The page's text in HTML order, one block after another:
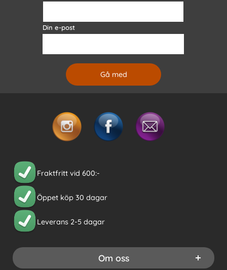
Din e-post
Fraktfritt vid 600:-
Öppet köp 30 dagar
Leverans 2-5 dagar
Om oss